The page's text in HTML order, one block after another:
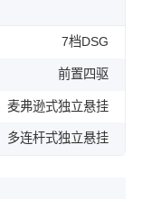
7档DSG
前置四驱
麦弗逊式独立悬挂
多连杆式独立悬挂